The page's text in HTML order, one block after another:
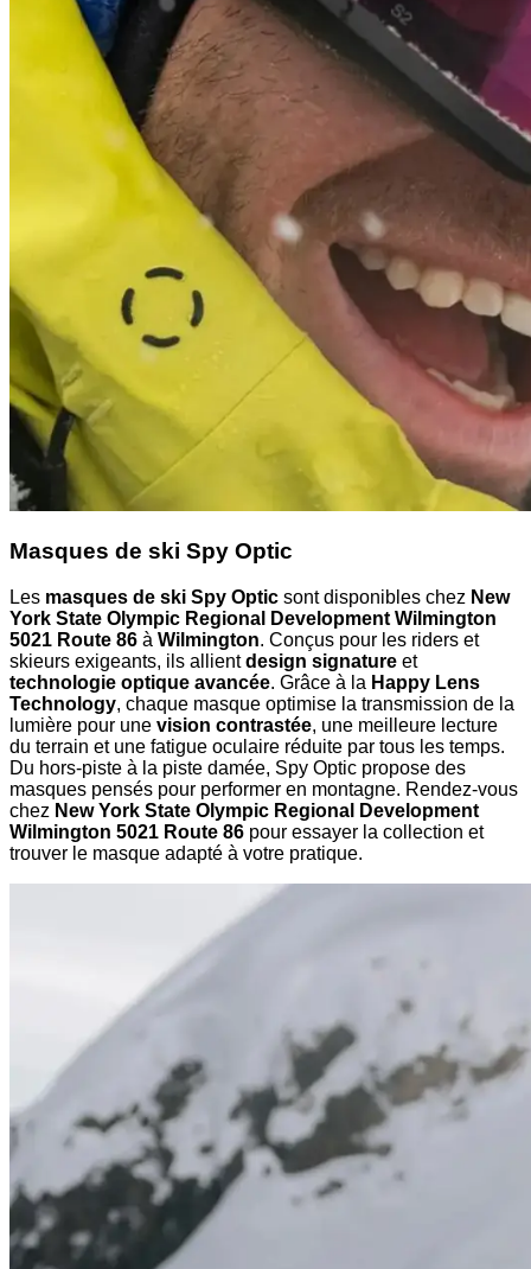
Masques de ski Spy Optic
Les masques de ski Spy Optic sont disponibles chez New
York State Olympic Regional Development Wilmington
5021 Route 86 à Wilmington. Conçus pour les riders et
skieurs exigeants, ils allientdesign signature et
technologie optique avancée. Grâce à la Happy Lens
Technology, chaque masque optimise la transmission de la
lumière pour une vision contrastée, une meilleure lecture
du terrain et une fatigue oculaire réduite par tous les temps.
Du hors-piste à la piste damée, Spy Optic propose des
masques pensés pour performer en montagne. Rendez-vous
chez New York State Olympic Regional Development
Wilmington 5021 Route 86 pour essayer la collection et
trouver le masque adapté à votre pratique.